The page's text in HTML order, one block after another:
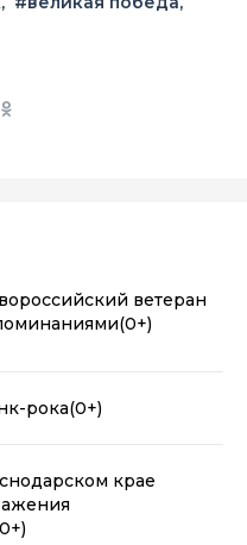
ветеран
(0+)
рока(0+)
крае